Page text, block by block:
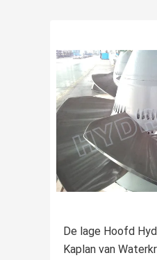
De lage Hoofd
Kaplan van